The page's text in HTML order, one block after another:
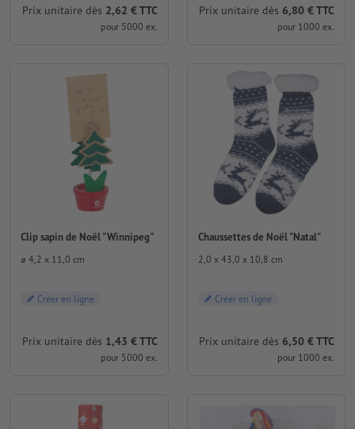
Prix unitaire dès 2,62 € TTC
pour 5000 ex.
Prix unitaire dès 6,80 € TTC
pour 1000 ex.
Clip sapin de Noël "Winnipeg"
⌀ 4,2 x 11,0 cm
Créer en ligne
Prix unitaire dès 1,43 € TTC
pour 5000 ex.
Chaussettes de Noël "Natal"
2,0 x 43,0 x 10,8 cm
Créer en ligne
Prix unitaire dès 6,50 € TTC
pour 1000 ex.